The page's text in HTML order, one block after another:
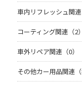
車内リフレッシュ関連
コーティング関連（2）
車外リペア関連（0）
その他カー用品関連（